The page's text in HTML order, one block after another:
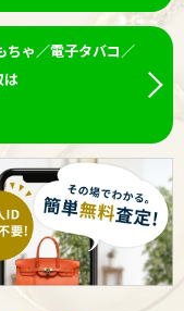
ちゃ／電子タバコ／
は